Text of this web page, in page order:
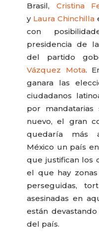
Brasil, Cristina
y Laura Chinchilla
con
presidencia de
del partido
Vázquez Mota.
ganara las
ciudadanos
por
nuevo, el gran
quedaría más
México un país
que justifican los
el que hay
perseguidas,
asesinadas en
están
del país.